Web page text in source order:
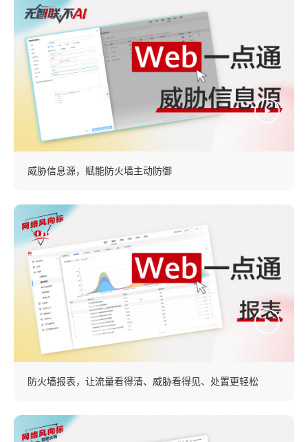
威胁信息源，赋能防火墙主动防御
防火墙报表，让流量看得清、威胁看得见、处置更轻松